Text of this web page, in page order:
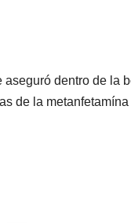
aseguró dentro de la
de la metanfetamína